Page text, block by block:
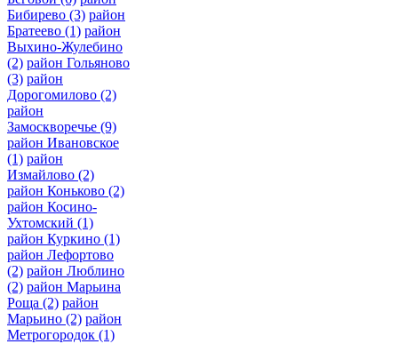
Бибирево (3) район
Братеево (1) район
Выхино-Жулебино
(2) район Гольяново
(3) район
Дорогомилово (2)
район
Замоскворечье (9)
район Ивановское
(1) район
Измайлово (2)
район Коньково (2)
район Косино-
Ухтомский (1)
район Куркино (1)
район Лефортово
(2) район Люблино
(2) район Марьина
Роща (2) район
Марьино (2) район
Метрогородок (1)